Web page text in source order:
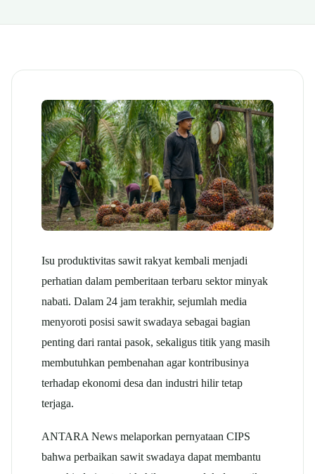
Isu produktivitas sawit rakyat kembali menjadi
perhatian dalam pemberitaan terbaru sektor minyak
nabati. Dalam 24 jam terakhir, sejumlah media
menyoroti posisi sawit swadaya sebagai bagian
penting dari rantai pasok, sekaligus titik yang masih
membutuhkan pembenahan agar kontribusinya
terhadap ekonomi desa dan industri hilir tetap
terjaga.
ANTARA News melaporkan pernyataan CIPS
bahwa perbaikan sawit swadaya dapat membantu